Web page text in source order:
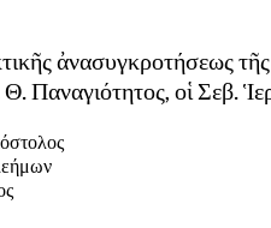
ἀνασυγκροτήσεως
Παναγιότητος, οἱ Σεβ.